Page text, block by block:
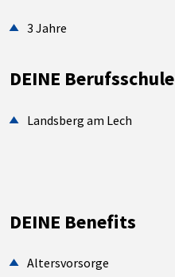
3 Jahre
DEINE Berufsschule
Landsberg am Lech
DEINE Benefits
Altersvorsorge